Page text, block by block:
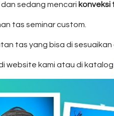
sedang mencari konveksi
tas seminar custom.
tas yang bisa di
website kami atau di katalog